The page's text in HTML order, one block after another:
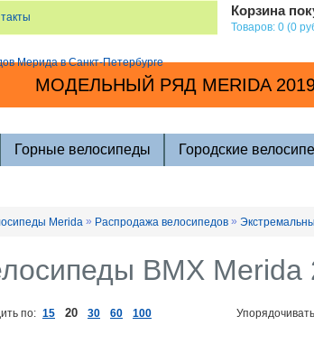
МОДЕЛЬНЫЙ РЯД MERIDA
Корзина
Товаров: 0 (0
Горные велосипеды Городские
Merida » Распродажа велосипедов »
BMX Merida
по: 15 20 30 60 100